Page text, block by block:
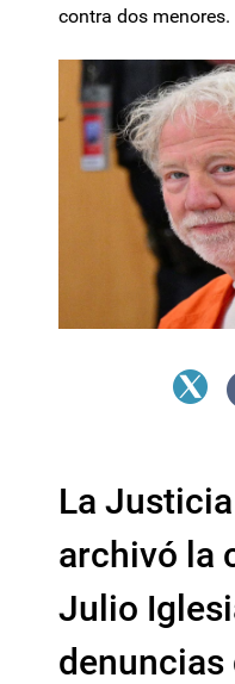
contra dos menores.
La
archivó la
Julio
denuncias